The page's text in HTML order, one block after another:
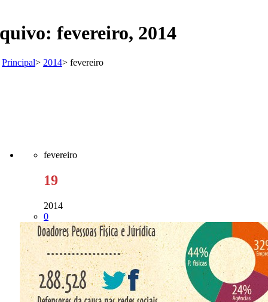
fevereiro, 2014
Principal> 2014> fevereiro
fevereiro
19
2014
0